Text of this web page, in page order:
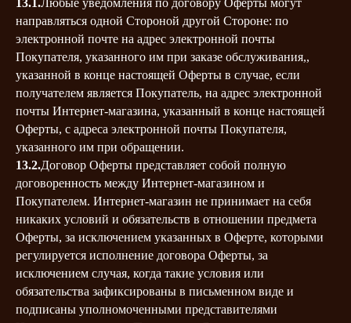
13.1.Любые уведомления по договору Оферты могут
направляться одной Стороной другой Стороне: по
электронной почте на адрес электронной почты
Покупателя, указанного им при заказе обслуживания,,
указанной в конце настоящей Оферты в случае, если
получателем является Покупатель, на адрес электронной
почты Интернет-магазина, указанный в конце настоящей
Оферты, с адреса электронной почты Покупателя,
указанного им при обращении.
13.2.Договор Оферты представляет собой полную
договоренность между Интернет-магазином и
Покупателем. Интернет-магазин не принимает на себя
никаких условий и обязательств в отношении предмета
Оферты, за исключением указанных в Оферте, которыми
регулируется исполнение договора Оферты, за
исключением случая, когда такие условия или
обязательства зафиксированы в письменном виде и
подписаны уполномоченными представителями